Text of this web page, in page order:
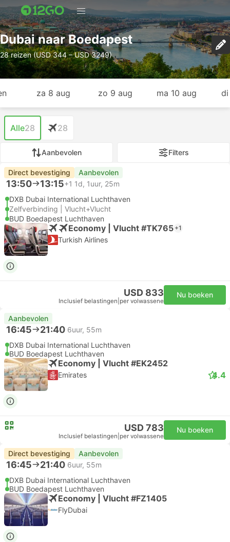
Dubai naar Boedapest
28 reizen (USD 344 – USD 3249)
za 8 aug zo 9 aug ma 10 aug di
Alle28 28
Aanbevolen Filters
Direct bevestiging Aanbevolen
13:50 13:15+1 1d, 1uur, 25m
DXB Dubai International Luchthaven
Zelfverbinding | Vlucht+Vlucht
BUD Boedapest Luchthaven
Economy | Vlucht #TK765 +1
Turkish Airlines
USD 833
Inclusief belastingen per volwassene
Nu boeken
Aanbevolen
16:45 21:40 6uur, 55m
DXB Dubai International Luchthaven
BUD Boedapest Luchthaven
Economy | Vlucht #EK2452
Emirates 4.4
USD 783
Inclusief belastingen per volwassene
Nu boeken
Direct bevestiging Aanbevolen
16:45 21:40 6uur, 55m
DXB Dubai International Luchthaven
BUD Boedapest Luchthaven
Economy | Vlucht #FZ1405
FlyDubai